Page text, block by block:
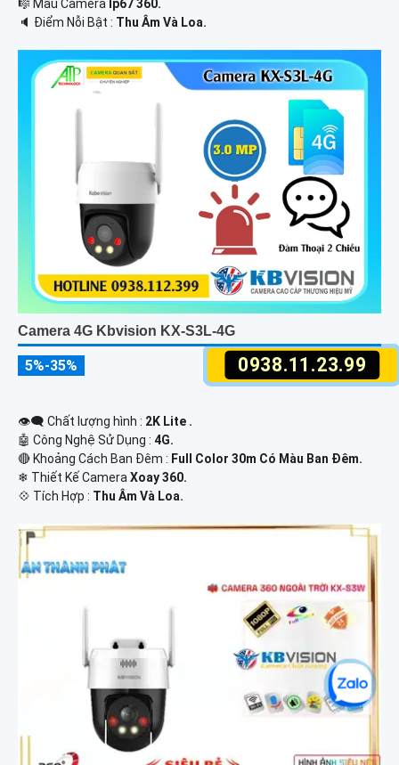
0938.11.23.99
🎼️ Mẫu Camera Ip67 360.
️🔈 Điểm Nỗi Bật : Thu Âm Và Loa.
Camera 4G Kbvision KX-S3L-4G
5%-35%
👁️‍🗨 Chất lượng hình : 2K Lite .
🤖️ Công Nghệ Sử Dụng : 4G.
🔴 Khoảng Cách Ban Đêm : Full Color 30m Có Màu Ban Ðêm.
❄ Thiết Kế CameraXoay 360.
️💠 Tích Hợp : Thu Âm Và Loa.